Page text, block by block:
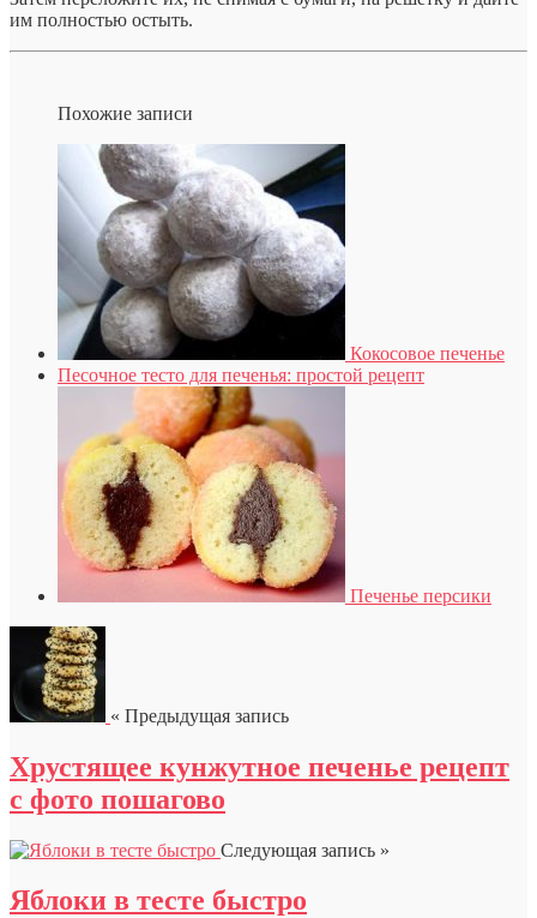
им полностью остыть.
Похожие записи
Кокосовое печенье
Песочное тесто для печенья: простой рецепт
Печенье персики
« Предыдущая запись
Хрустящее кунжутное печенье рецепт
с фото пошагово
Следующая запись »
Яблоки в тесте быстро